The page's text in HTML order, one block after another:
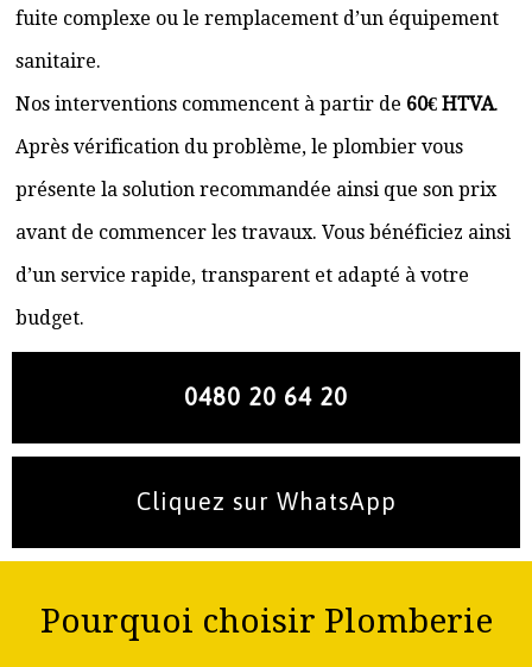
fuite complexe ou le remplacement d’un équipement
sanitaire.
Nos interventions commencent à partir de 60€ HTVA.
Après vérification du problème, le plombier vous
présente la solution recommandée ainsi que son prix
avant de commencer les travaux. Vous bénéficiez ainsi
d’un service rapide, transparent et adapté à votre
budget.
0480 20 64 20
Cliquez sur WhatsApp
Pourquoi choisir Plomberie